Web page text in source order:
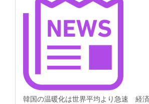
韓国の温暖化は世界平均より急速 経